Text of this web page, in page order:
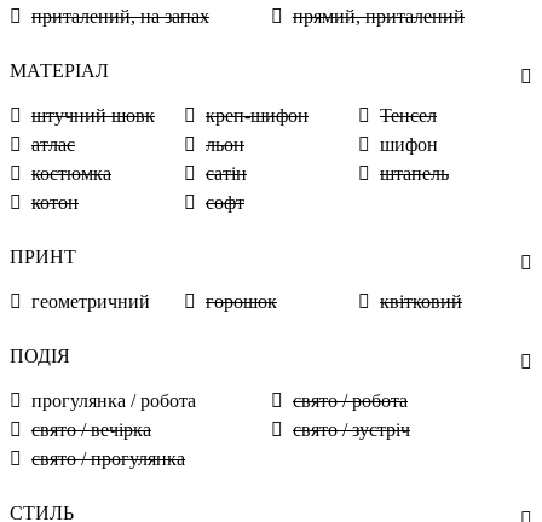
приталений, на запах
прямий, приталений
МАТЕРІАЛ
штучний шовк
атлас
костюмка
котон
креп-шифон
льон
сатін
софт
Тенсел
шифон
штапель
ПРИНТ
геометричний горошок квітковий
ПОДІЯ
прогулянка / робота
свято / вечірка
свято / прогулянка
свято / робота
свято / зустріч
СТИЛЬ